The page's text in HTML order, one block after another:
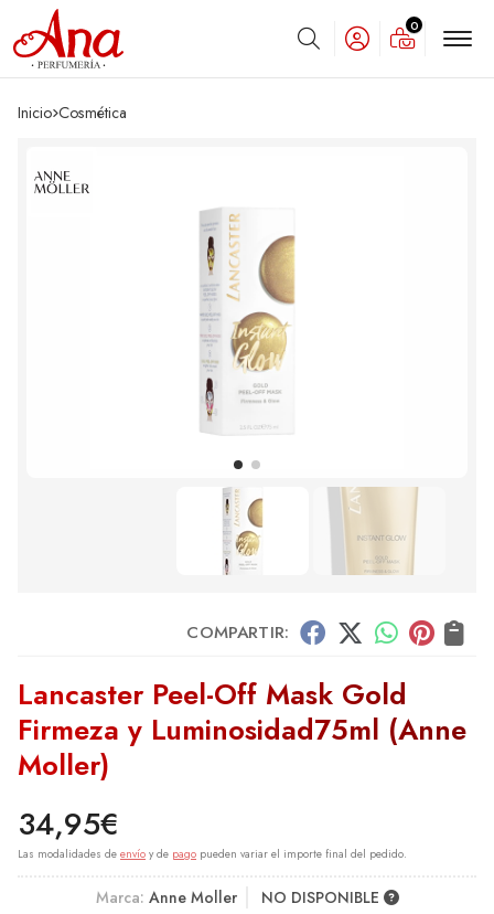
Buscar
0
Inicio cosmética
COMPARTIR:
Lancaster Peel-Off Mask Gold
Firmeza y Luminosidad75ml (Anne
Moller)
34,95€
Las modalidades de envío y de pago pueden variar el importe final del pedido.
Marca: Anne Moller NO DISPONIBLE